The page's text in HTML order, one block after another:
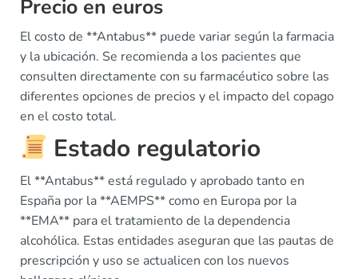
Precio en euros
El costo de **Antabus** puede variar según la farmacia
y la ubicación. Se recomienda a los pacientes que
consulten directamente con su farmacéutico sobre las
diferentes opciones de precios y el impacto del copago
en el costo total.
Estado regulatorio
El **Antabus** está regulado y aprobado tanto en
España por la **AEMPS** como en Europa por la
**EMA** para el tratamiento de la dependencia
alcohólica. Estas entidades aseguran que las pautas de
prescripción y uso se actualicen con los nuevos